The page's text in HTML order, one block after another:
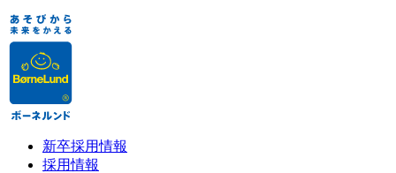
新卒採用情報
採用情報